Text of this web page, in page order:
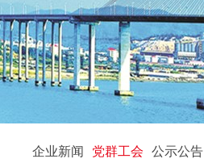
企业新闻 党群工会 公示公告